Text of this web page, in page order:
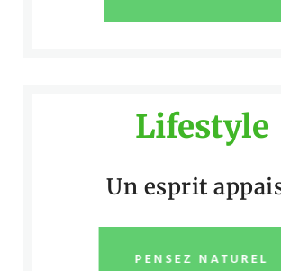
Lifestyle
Un esprit
PENSEZ NATUREL